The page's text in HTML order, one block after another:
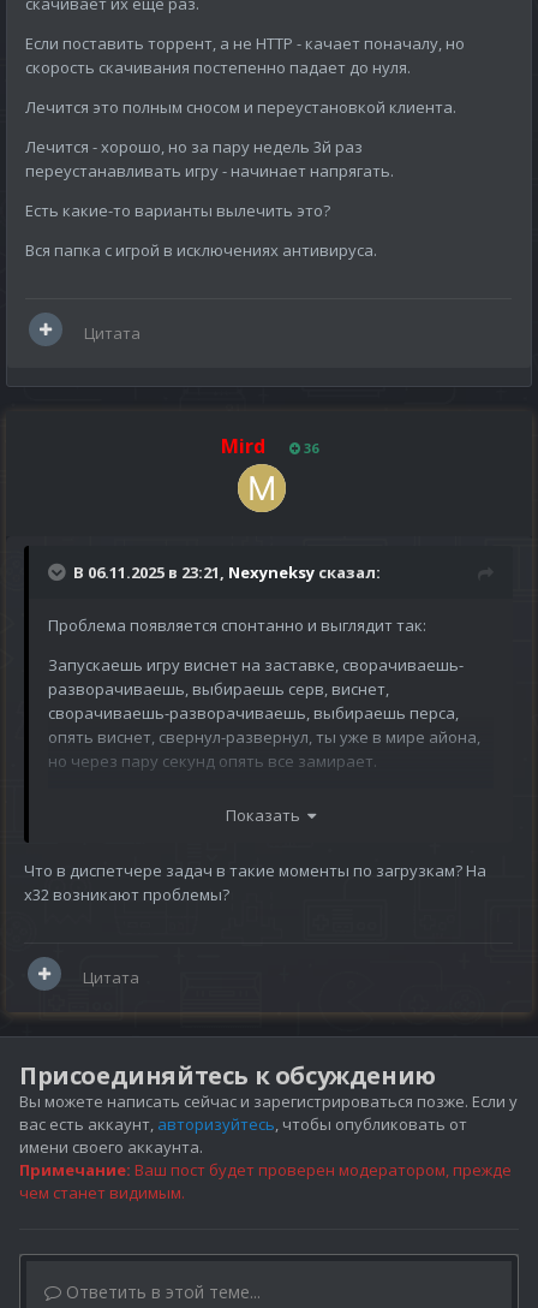
Если поставить торрент, а не НТТР - качает поначалу, но
скорость скачивания постепенно падает до нуля.
Лечится это полным сносом и переустановкой клиента.
Лечится - хорошо, но за пару недель 3й раз
переустанавливать игру - начинает напрягать.
Есть какие-то варианты вылечить это?
Вся папка с игрой в исключениях антивируса.
Цитата
Mird 36
В 06.11.2025 в 23:21, Nexyneksy сказал:
Проблема появляется спонтанно и выглядит так:
Запускаешь игру виснет на заставке, сворачиваешь-
разворачиваешь, выбираешь серв, виснет,
сворачиваешь-разворачиваешь, выбираешь перса,
опять виснет, свернул-развернул, ты уже в мире айона,
но через пару секунд опять все замирает.
иногда даже скачивает, потом быстро идет проверка и
Если поставить торрент, а не НТТР - качает поначалу, но
Лечится это полным сносом и переустановкой клиента.
Лечится - хорошо, но за пару недель 3й раз
переустанавливать игру - начинает напрягать.
Вся папка с игрой в исключениях антивируса.
Показать
Что в диспетчере задач в такие моменты по загрузкам? На
х32 возникают проблемы?
Цитата
Присоединяйтесь к обсуждению
Вы можете написать сейчас и зарегистрироваться позже. Если у
вас есть аккаунт, авторизуйтесь, чтобы опубликовать от
имени своего аккаунта.
Примечание: Ваш пост будет проверен модератором, прежде
чем станет видимым.
Ответить в этой теме...